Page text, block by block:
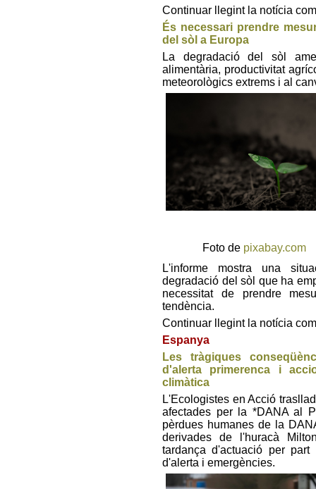
Continuar llegint la notícia
És necessari prendre
del sòl a Europa
La degradació del sòl
alimentària, productivitat
meteorològics extrems i al
Foto de pixabay.com
L'informe mostra una
degradació del sòl que ha
necessitat de prendre
tendència.
Continuar llegint la notícia
Espanya
Les tràgiques
d'alerta primerenca i
climàtica
L'Ecologistes en Acció
afectades per la *DANA al
pèrdues humanes de la
derivades de l'huracà
tardança d'actuació per
d'alerta i emergències.